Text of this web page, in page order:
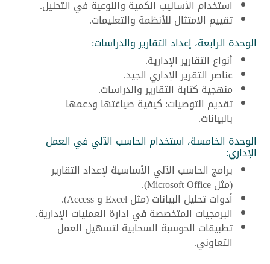
استخدام الأساليب الكمية والنوعية في التحليل.
تقييم الامتثال للأنظمة والتعليمات.
الوحدة الرابعة، إعداد التقارير والدراسات:
أنواع التقارير الإدارية.
عناصر التقرير الإداري الجيد.
منهجية كتابة التقارير والدراسات.
تقديم التوصيات: كيفية صياغتها ودعمها
بالبيانات.
الوحدة الخامسة، استخدام الحاسب الآلي في العمل
الإداري:
برامج الحاسب الآلي الأساسية لإعداد التقارير
(مثل Microsoft Office).
أدوات تحليل البيانات (مثل Excel و Access).
البرمجيات المتخصصة في إدارة العمليات الإدارية.
تطبيقات الحوسبة السحابية لتسهيل العمل
التعاوني.